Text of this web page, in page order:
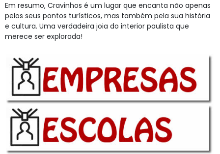
Em resumo, Cravinhos é um lugar que encanta não apenas
pelos seus pontos turísticos, mas também pela sua história
e cultura. Uma verdadeira joia do interior paulista que
merece ser explorada!